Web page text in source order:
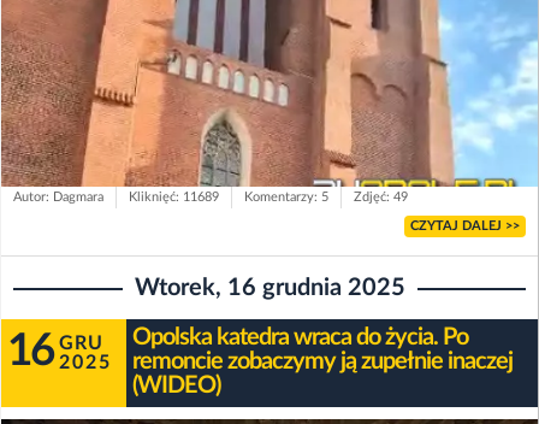
Autor: Dagmara Kliknięć: 11689 Komentarzy: 5 Zdjęć: 49
CZYTAJ DALEJ >>
Wtorek, 16 grudnia 2025
16 GRU
2025
Opolska katedra wraca do życia. Po
remoncie zobaczymy ją zupełnie inaczej
(WIDEO)